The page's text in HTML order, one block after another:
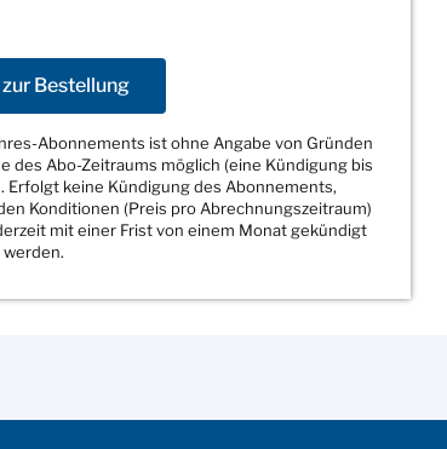
Bestellung
Abonnements ist ohne Angabe von Gründen
des Abo-Zeitraums möglich (eine Kündigung bis
Erfolgt keine Kündigung des Abonnements,
Konditionen (Preis pro Abrechnungszeitraum)
mit einer Frist von einem Monat gekündigt
werden.